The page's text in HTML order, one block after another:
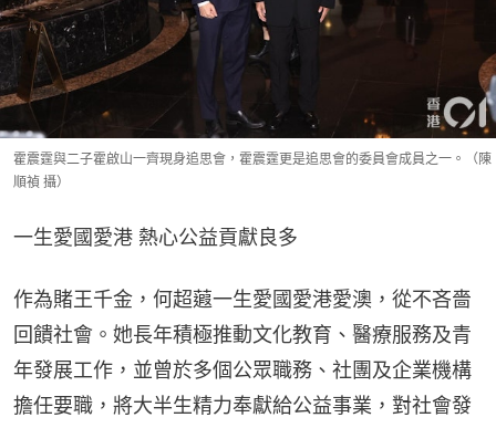
霍震霆與二子霍啟山一齊現身追思會，霍震霆更是追思會的委員會成員之一。（陳
順禎 攝）
一生愛國愛港 熱心公益貢獻良多
作為賭王千金，何超蕸一生愛國愛港愛澳，從不吝嗇
回饋社會。她長年積極推動文化教育、醫療服務及青
年發展工作，並曾於多個公眾職務、社團及企業機構
擔任要職，將大半生精力奉獻給公益事業，對社會發